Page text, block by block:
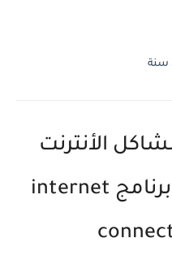
الأنترنت
بنقرة زر واحدة مع برنامج internet